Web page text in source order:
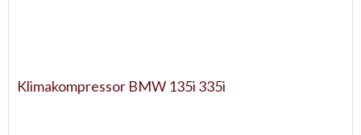
Klimakompressor BMW 135i 335i